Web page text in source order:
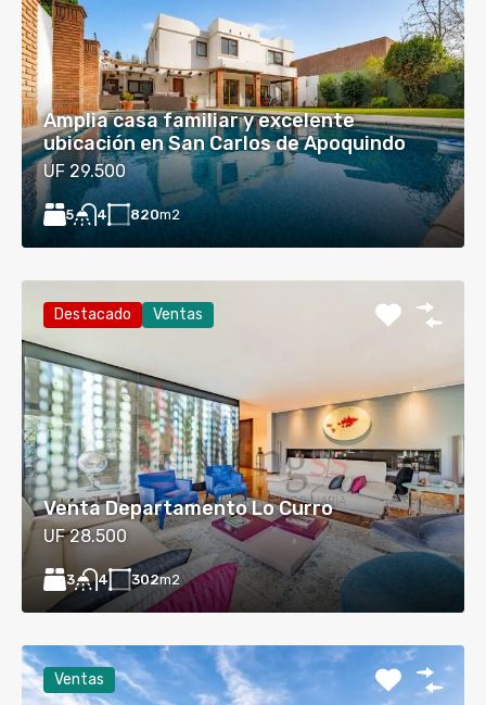
Amplia casa familiar y excelente
ubicación en San Carlos de Apoquindo
UF 29.500
5 4 820m2
Destacado Ventas
Venta Departamento Lo Curro
UF 28.500
3 4 302m2
Ventas